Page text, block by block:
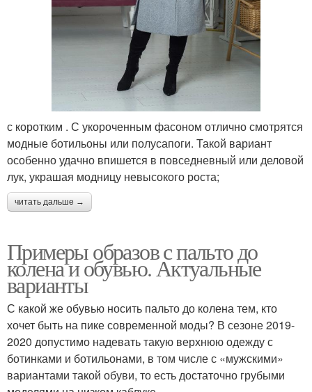
с коротким . С укороченным фасоном отлично смотрятся
модные ботильоны или полусапоги. Такой вариант
особенно удачно впишется в повседневный или деловой
лук, украшая модницу невысокого роста;
читать дальше →
Примеры образов с пальто до
колена и обувью. Актуальные
варианты
С какой же обувью носить пальто до колена тем, кто
хочет быть на пике современной моды? В сезоне 2019-
2020 допустимо надевать такую верхнюю одежду с
ботинками и ботильонами, в том числе с «мужскими»
вариантами такой обуви, то есть достаточно грубыми